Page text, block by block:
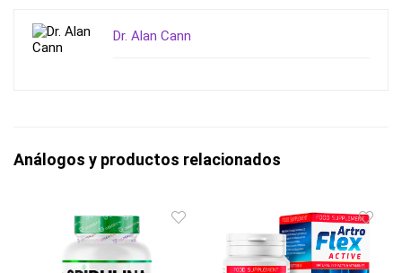
Dr. Alan Cann
Análogos y productos relacionados